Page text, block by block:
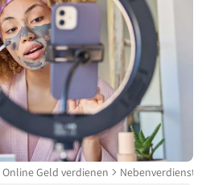
Online Geld verdienen Nebenverdienst